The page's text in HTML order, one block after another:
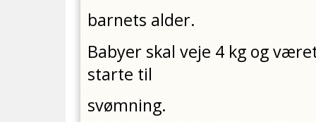
barnets alder.
Babyer skal veje 4 kg og
starte til
svømning.